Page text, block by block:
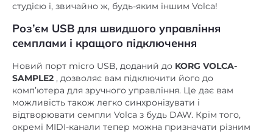
студією і, звичайно ж, будь-яким іншим Volca!
Роз’єм USB для швидшого управління
семплами і кращого підключення
Новий порт micro USB, доданий до KORG VOLCA-
SAMPLE2 , дозволяє вам підключити його до
комп’ютера для зручного управління. Це дає вам
можливість також легко синхронізувати і
відтворювати семпли Volca з будь DAW. Крім того,
окремі MIDI-канали тепер можна призначати різним